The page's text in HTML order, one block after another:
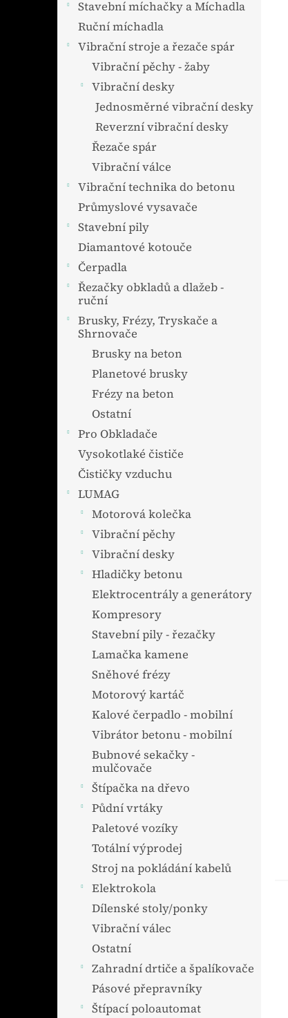
Stavební míchačky a Míchadla
Ruční míchadla
Vibrační stroje a řezače spár
Vibrační pěchy - žaby
Vibrační desky
Jednosměrné vibrační desky
Reverzní vibrační desky
Řezače spár
Vibrační válce
Vibrační technika do betonu
Průmyslové vysavače
Stavební pily
Diamantové kotouče
Čerpadla
Řezačky obkladů a dlažeb -
ruční
Brusky, Frézy, Tryskače a
Shrnovače
Brusky na beton
Planetové brusky
Frézy na beton
Ostatní
Pro Obkladače
Vysokotlaké čističe
Čističky vzduchu
LUMAG
Motorová kolečka
Vibrační pěchy
Vibrační desky
Hladičky betonu
Elektrocentrály a generátory
Kompresory
Stavební pily - řezačky
Lamačka kamene
Sněhové frézy
Motorový kartáč
Kalové čerpadlo - mobilní
Vibrátor betonu - mobilní
Bubnové sekačky -
mulčovače
Štípačka na dřevo
Půdní vrtáky
Paletové vozíky
Totální výprodej
Stroj na pokládání kabelů
Elektrokola
Dílenské stoly/ponky
Vibrační válec
Ostatní
Zahradní drtiče a špalíkovače
Pásové přepravníky
Štípací poloautomat